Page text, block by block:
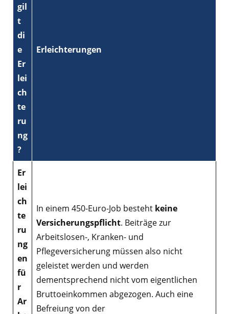
gil
t
di
e
Er
lei
ch
te
ru
ng
?
Erleichterungen
Er
lei
ch
te
ru
ng
en
fü
r
Ar
In einem 450-Euro-Job besteht keine
Versicherungspflicht. Beiträge zur
Arbeitslosen-, Kranken- und
Pflegeversicherung müssen also nicht
geleistet werden und werden
dementsprechend nicht vom eigentlichen
Bruttoeinkommen abgezogen. Auch eine
Befreiung von der